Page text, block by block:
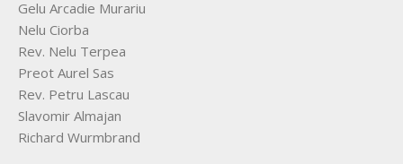
Gelu Arcadie Murariu
Nelu Ciorba
Rev. Nelu Terpea
Preot Aurel Sas
Rev. Petru Lascau
Slavomir Almajan
Richard Wurmbrand